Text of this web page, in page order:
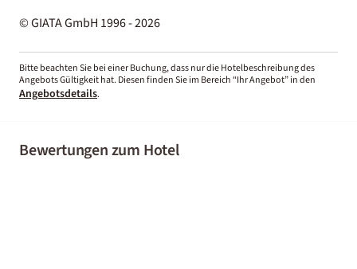
© GIATA GmbH 1996 - 2026
Bitte beachten Sie bei einer Buchung, dass nur die Hotelbeschreibung des
Angebots Gültigkeit hat. Diesen finden Sie im Bereich “Ihr Angebot” in den
Angebotsdetails.
Bewertungen zum Hotel